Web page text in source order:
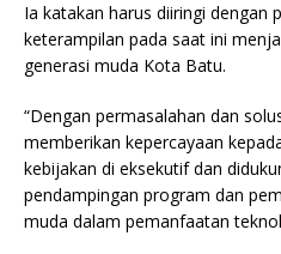
Ia katakan harus diiringi dengan
keterampilan pada saat ini
generasi muda Kota Batu.
“Dengan permasalahan dan
memberikan kepercayaan
kebijakan di eksekutif dan
pendampingan program dan
muda dalam pemanfaatan